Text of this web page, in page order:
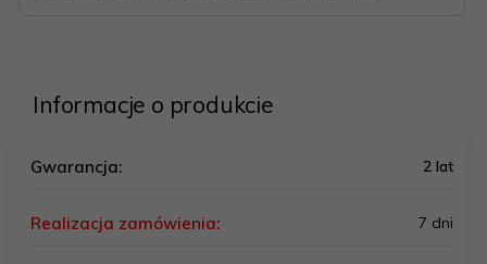
Informacje o produkcie
Gwarancja: 2 lat
Realizacja zamówienia: 7 dni